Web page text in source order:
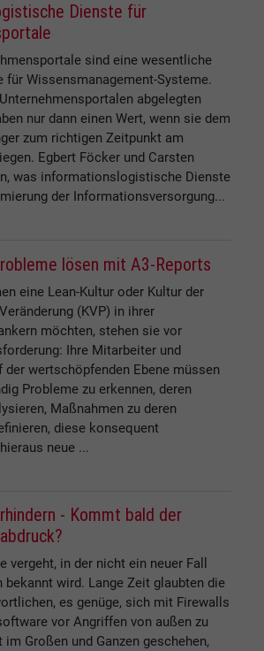
Dienste für
sind eine wesentliche
für Wissensmanagement-Systeme.
abgelegten
nur dann einen Wert, wenn sie dem
zum richtigen Zeitpunkt am
Egbert Föcker und Carsten
was informationslogistische Dienste
der Informationsversorgung...
lösen mit A3-Reports
eine Lean-Kultur oder Kultur der
(KVP) in ihrer
möchten, stehen sie vor
Ihre Mitarbeiter und
wertschöpfenden Ebene müssen
Probleme zu erkennen, deren
Maßnahmen zu deren
diese konsequent
neue ...
- Kommt bald der
vergeht, in der nicht ein neuer Fall
bekannt wird. Lange Zeit glaubten die
es genüge, sich mit Firewalls
vor Angriffen von außen zu
Großen und Ganzen geschehen,